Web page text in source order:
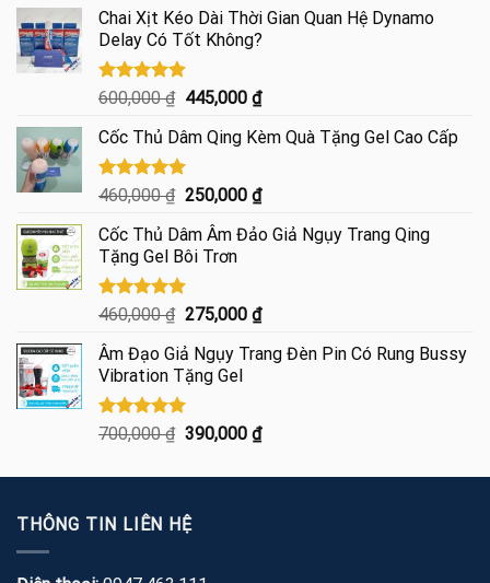
Chai Xịt Kéo Dài Thời Gian Quan Hệ Dynamo
Delay Có Tốt Không?
Được xếp
4.85
5 sao
600,000₫ Giá
là:
600,000 ₫.
445,000 ₫Giá
tại
445,000 ₫.
Cốc Thủ Dâm Qing Kèm Quà Tặng Gel Cao Cấp
Được xếp
5.00
5 sao
460,000₫ Giá
là:
460,000 ₫.
250,000 ₫Giá
tại
Cốc Thủ Dâm Âm Đảo Giả Ngụy Trang Qing
Tặng Gel Bôi Trơn
Được xếp
5.00
5 sao
460,000₫ Giá
là:
460,000 ₫.
275,000 ₫Giá
tại
Âm Đạo Giả Ngụy Trang Đèn Pin Có Rung Bussy
Vibration Tặng Gel
Được xếp
5.00
700,000₫ Giá
là:
390,000 ₫Giá
tại
THÔNG TIN LIÊN HỆ